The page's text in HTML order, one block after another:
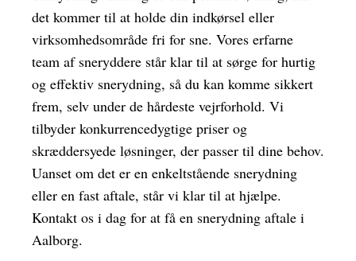
det kommer til at holde din indkørsel eller
virksomhedsområde fri for sne. Vores erfarne
team af sneryddere står klar til at sørge for hurtig
og effektiv snerydning, så du kan komme sikkert
frem, selv under de hårdeste vejrforhold. Vi
tilbyder konkurrencedygtige priser og
skræddersyede løsninger, der passer til dine behov.
Uanset om det er en enkeltstående snerydning
eller en fast aftale, står vi klar til at hjælpe.
Kontakt os i dag for at få en snerydning aftale i
Aalborg.